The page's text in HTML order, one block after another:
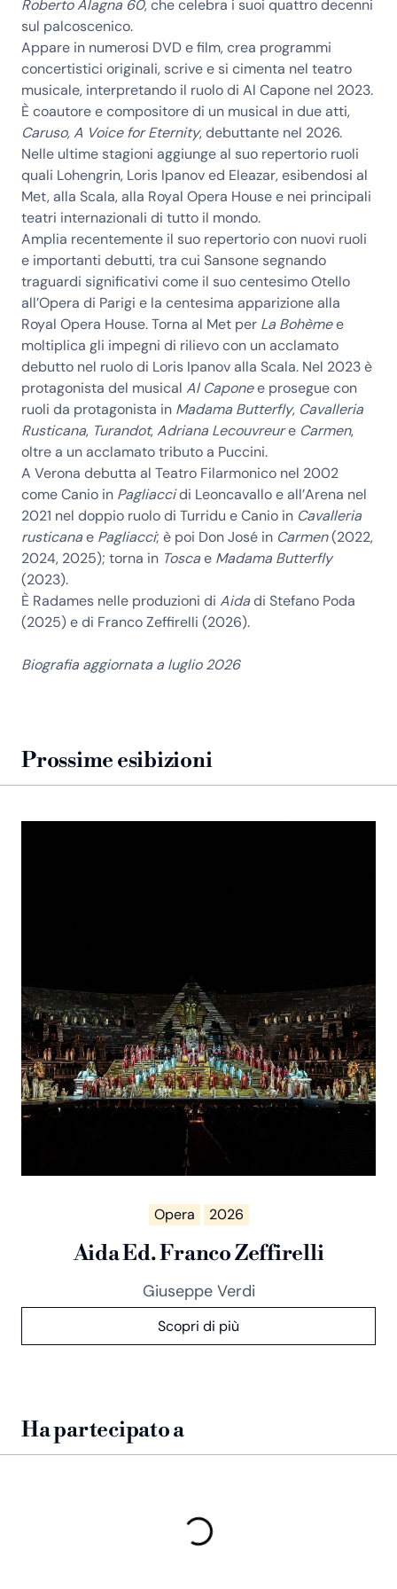
Roberto Alagna 60, che celebra i suoi quattro decenni
sul palcoscenico.
Appare in numerosi DVD e film, crea programmi
concertistici originali, scrive e si cimenta nel teatro
musicale, interpretando il ruolo di Al Capone nel 2023.
È coautore e compositore di un musical in due atti,
Caruso, A Voice for Eternity, debuttante nel 2026.
Nelle ultime stagioni aggiunge al suo repertorio ruoli
quali Lohengrin, Loris Ipanov ed Eleazar, esibendosi al
Met, alla Scala, alla Royal Opera House e nei principali
teatri internazionali di tutto il mondo.
Amplia recentemente il suo repertorio con nuovi ruoli
e importanti debutti, tra cui Sansone segnando
traguardi significativi come il suo centesimo Otello
all’Opera di Parigi e la centesima apparizione alla
Royal Opera House. Torna al Met per La Bohèmee
moltiplica gli impegni di rilievo con un acclamato
debutto nel ruolo di Loris Ipanov alla Scala. Nel 2023 è
protagonista del musical Al Caponee prosegue con
ruoli da protagonista in Madama Butterfly, Cavalleria
Rusticana, Turandot,Adriana Lecouvreure Carmen,
oltre a un acclamato tributo a Puccini.
A Verona debutta al Teatro Filarmonico nel 2002
come Canio in Pagliaccidi Leoncavallo e all’Arena nel
2021 nel doppio ruolo di Turridu e Canio in Cavalleria
rusticanae Pagliacci; è poi Don José in Carmen(2022,
2024, 2025); torna in Toscae Madama Butterfly
(2023).
È Radames nelle produzioni di Aidadi Stefano Poda
(2025) e di Franco Zeffirelli (2026).
Biografia aggiornata a luglio 2026
Prossime esibizioni
Opera 2026
Aida Ed. Franco Zeffirelli
Giuseppe Verdi
Scopri di più
Ha partecipato a